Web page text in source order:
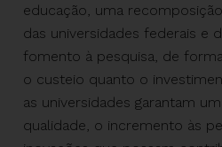
educação, uma
das universidades federais e
fomento à pesquisa, de
o custeio quanto o
as universidades garantam
qualidade, o incremento às